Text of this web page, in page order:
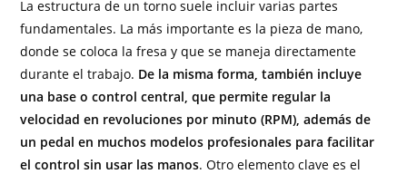
La estructura de un torno suele incluir varias partes
fundamentales. La más importante es la pieza de mano,
donde se coloca la fresa y que se maneja directamente
durante el trabajo. De la misma forma, también incluye
una base o control central, que permite regular la
velocidad en revoluciones por minuto (RPM), además de
un pedal en muchos modelos profesionales para facilitar
el control sin usar las manos. Otro elemento clave es el